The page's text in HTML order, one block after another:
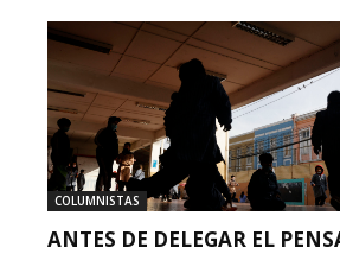
COLUMNISTAS
ANTES DE DELEGAR EL